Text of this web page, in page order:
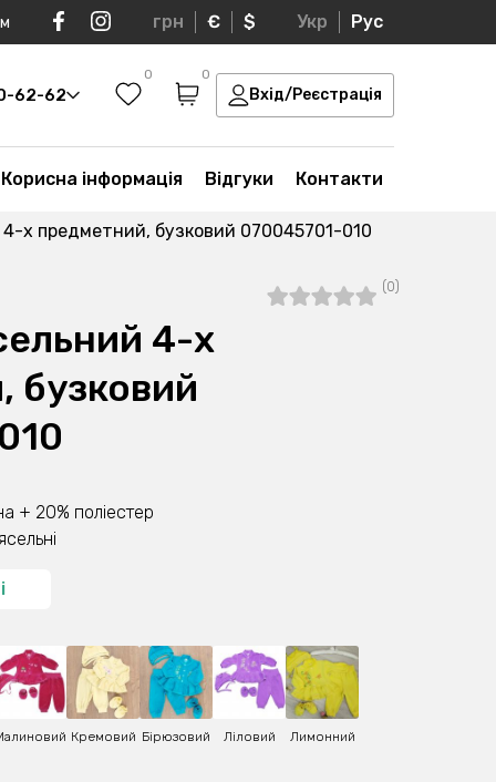
грн € $ Укр Рус
62-62
0 0
Вхід/Реєстрація
Корисна інформація Відгуки Контакти
х предметний, бузковий 070045701-010
(0)
4-х
бузковий
+ 20% поліестер
Кремовий Бірюзовий Ліловий Лимонний